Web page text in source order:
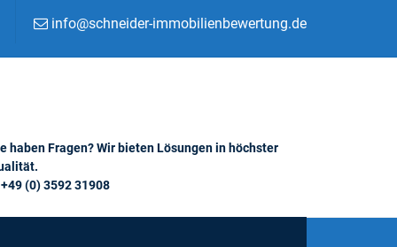
info@schneider-immobilienbewertung.de
haben Fragen? Wir bieten Lösungen in höchster
(0) 3592 31908